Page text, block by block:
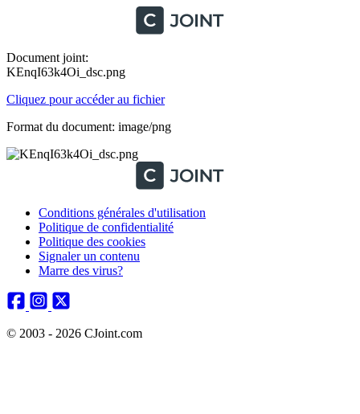
Document joint:
KEnqI63k4Oi_dsc.png
Cliquez pour accéder au fichier
Format du document: image/png
Conditions générales d'utilisation
Politique de confidentialité
Politique des cookies
Signaler un contenu
Marre des virus?
© 2003 - 2026 CJoint.com